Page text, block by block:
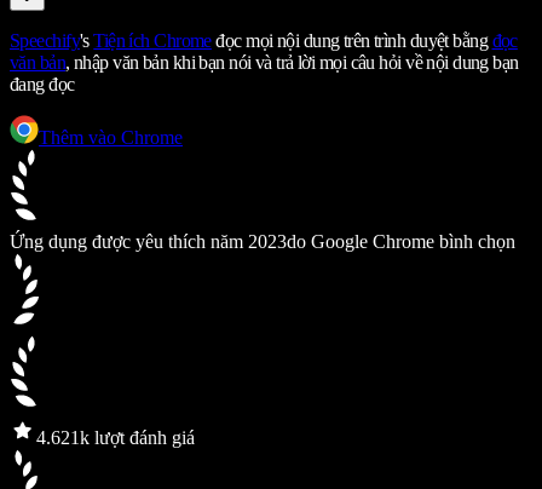
Speechify'sTiện ích Chromeđọc mọi nội dung trên trình duyệt bằngđọc
văn bản, nhập văn bản khi bạn nói và trả lời mọi câu hỏi về nội dung bạn
đang đọc
Thêm vào Chrome
Ứng dụng được yêu thích năm 2023do Google Chrome bình chọn
4.621k lượt đánh giá